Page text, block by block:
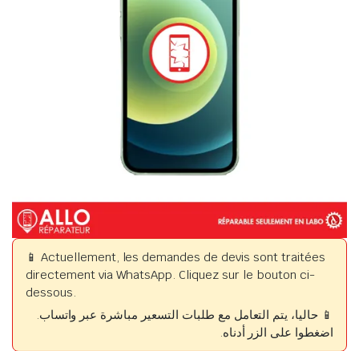
📱 Actuellement, les demandes de devis sont traitées
directement via WhatsApp. Cliquez sur le bouton ci-
dessous.
📱 حاليا، يتم التعامل مع طلبات التسعير مباشرة عبر واتساب.
اضغطوا على الزر أدناه.